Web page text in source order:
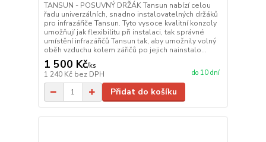
TANSUN - POSUVNÝ DRŽÁK Tansun nabízí celou
řadu univerzálních, snadno instalovatelných držáků
pro infrazářiče Tansun. Tyto vysoce kvalitní konzoly
umožňují jak flexibilitu při instalaci, tak správné
umístění infrazářičů Tansun tak, aby umožnily volný
oběh vzduchu kolem zářičů po jejich nainstalo...
1 500 Kč/ks
1 240 Kč bez DPH do 10 dní
Přidat do košíku